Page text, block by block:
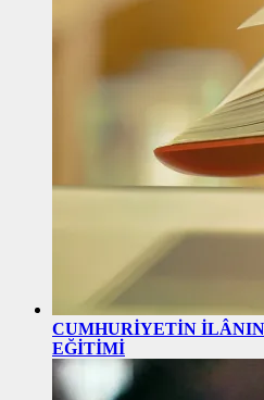
CUMHURİYETİN
EĞİTİMİ